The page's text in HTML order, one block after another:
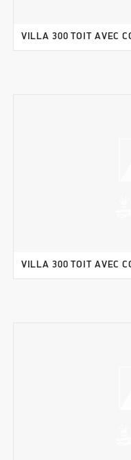
VILLA 300 TOIT AVEC
VILLA 300 TOIT AVEC